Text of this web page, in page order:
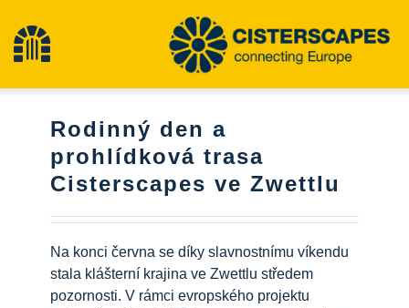
obsahPřepínání
navigace
Cisterscapes
Památky kulturního dědictví
Nejnovější zprávy
Rodinný den a
prohlídková trasa
Cisterscapes ve Zwettlu
Na konci června se díky slavnostnímu víkendu
stala klášterní krajina ve Zwettlu středem
pozornosti. V rámci evropského projektu